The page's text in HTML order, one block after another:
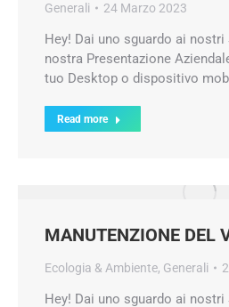
Generali 24 Marzo 2023
Hey! Dai uno sguardo ai
nostra Presentazione
tuo Desktop o dispositivo
Read more
MANUTENZIONE DEL
Ecologia & Ambiente, Generali
Hey! Dai uno sguardo ai